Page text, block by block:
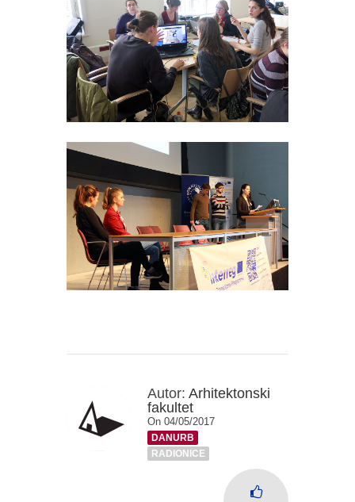
Autor: Arhitektonski
fakultet
On 04/05/2017
DANURB
RADIONICE